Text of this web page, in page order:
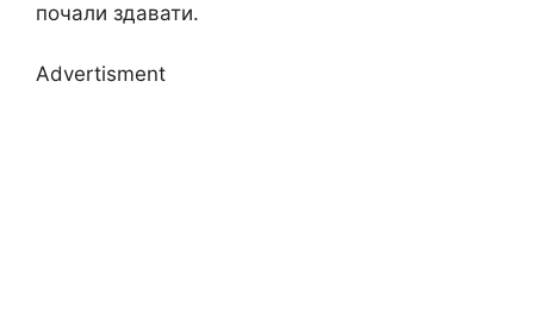
почали здавати.
Advertisment